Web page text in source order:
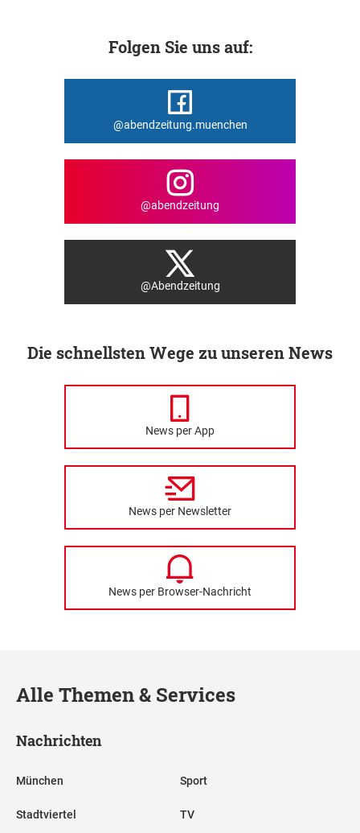
Folgen Sie uns auf:
@abendzeitung.muenchen
@abendzeitung
@Abendzeitung
Die schnellsten Wege zu unseren News
News per App
News per Newsletter
News per Browser-Nachricht
Alle Themen & Services
Nachrichten
München
Stadtviertel
Sport
TV